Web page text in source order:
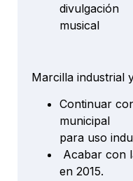
divulgación
musical
Marcilla industrial
Continuar
municipal
para uso
Acabar con
en 2015.